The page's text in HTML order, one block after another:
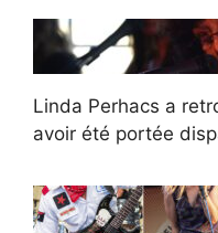
Linda Perhacs a
avoir été portée